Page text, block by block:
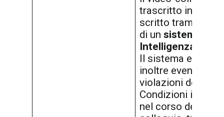
trascritto in un
scritto tramite
di un sistema di
Intelligenza
Il sistema
inoltre eventuali
violazioni dei
Condizioni
nel corso del